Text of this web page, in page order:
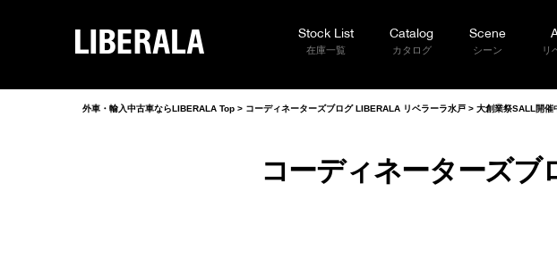
LIBERALA
Stock List
在庫一覧
Catalog
カタログ
Scene
シーン リ
コーディネーターズブ
外車・輸入中古車ならLIBERALA Top > コーディネーターズブログ LIBERALA リベラーラ水戸 > 大創業祭SALL開催